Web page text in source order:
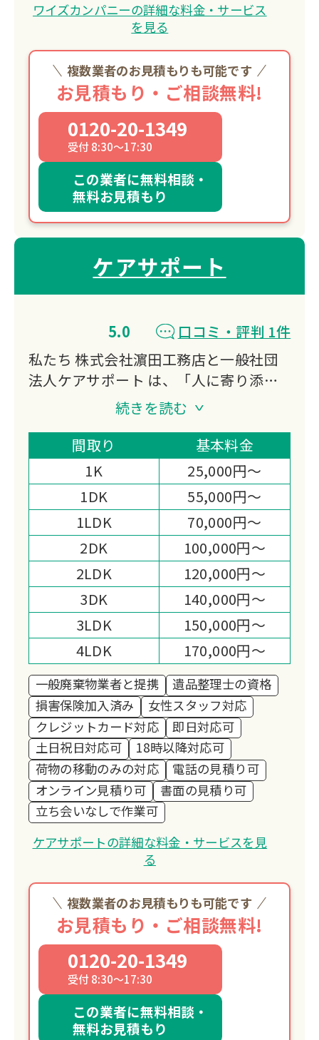
ワイズカンパニーの詳細な料金・サービス
を見る
複数業者のお見積もりも可能です
お見積もり・ご相談無料!
0120-20-1349
受付 8:30～17:30
この業者に無料相談・
無料お見積もり
ケアサポート
5.0
口コミ・評判 1件
私たち 株式会社濵田工務店と一般社団
法人ケアサポート は、「人に寄り添
い、暮らしに寄り添う存在でありたい」
という想いを胸に、地域に根差したサー
ビスを大切に育んでまいりました。
終活相談や遺品整理、特殊清掃、リフォ
ーム、日々の暮らしのサポートまで──
ご依頼のひとつひとつには、その方の人
生やご家族の想いが込められています。
だからこそ、私たちは作業を“業務”とし
てではなく、「大切な思い出を守り、未
来へとつなぐお手伝い」として心を込め
て取り組んでいます。
また、貴金属や骨董品の買取・回収で
は、お預かりしたお品を次の価値へと生
かすとともに、その一部を ユニセフ募
金 として寄付する活動を続けておりま
す。
お客様の想いが、やがて子どもたちの未
来を支える力となる。
そんな「つながり」を生み出せること
が、私たちの誇りです。
私たちが目指しているのは、「困ったと
きに一番に思い出していただける存
在」。
と温かさを忘れず、これからも地域の皆
さまと共に歩んでまいります。
続きを読む
間取り
基本料金
1K
25,000円～
1DK
55,000円～
1LDK
70,000円～
2DK
100,000円～
2LDK
120,000円～
3DK
140,000円～
3LDK
150,000円～
4LDK
170,000円～
一般廃棄物業者と提携
遺品整理士の資格
損害保険加入済み
女性スタッフ対応
クレジットカード対応
即日対応可
土日祝日対応可
18時以降対応可
荷物の移動のみの対応
電話の見積り可
オンライン見積り可
書面の見積り可
立ち会いなしで作業可
ケアサポートの詳細な料金・サービスを見
る
複数業者のお見積もりも可能です
お見積もり・ご相談無料!
0120-20-1349
受付 8:30～17:30
この業者に無料相談・
無料お見積もり